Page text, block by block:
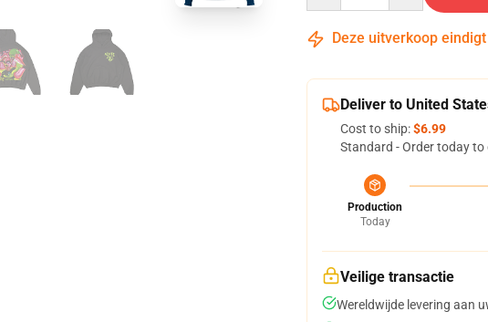
Deze uitverkoop
Deliver to United
Cost to ship:$6.99
Standard - Order today to
Production
Today
Veilige transactie
Wereldwijde levering aan